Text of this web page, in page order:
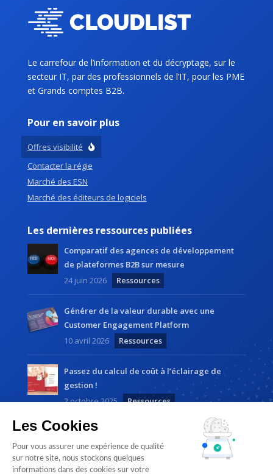
Le carrefour de l’information et du décryptage, sur le
secteur IT, par des professionnels de l’IT, pour les PME
et Grands comptes B2B.
Pour en savoir plus
Offres visibilité
Contacter la régie
Marché des ESN
Marché des éditeurs de logiciels
Les dernières ressources publiées
Comparatif des agences de développement
de plateformes B2B sur mesure
24 juin 2026
Ressources
Générer de la valeur durable avec une
Customer Engagement Platform
10 avril 2026
Ressources
Passez du calcul de coût à l’éclairage de
gestion !
2 octobre 2025
Ressources
Les Cookies
Pour vous assurer une expérience de qualité
sur notre site, nous stockons quelques
informations dans des cookies sur votre